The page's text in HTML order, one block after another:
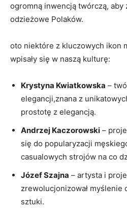
ogromną inwencją twórczą,
odzieżowe Polaków.
oto niektóre z kluczowych ikon
wpisały się w naszą kulturę:
Krystyna Kwiatkowska –
elegancji,znana z
prostotę z elegancją.
Andrzej Kaczorowski –
się do popularyzacji
casualowych strojów na co
Józef Szajna – artysta i
zrewolucjonizował myślenie
sztuki.